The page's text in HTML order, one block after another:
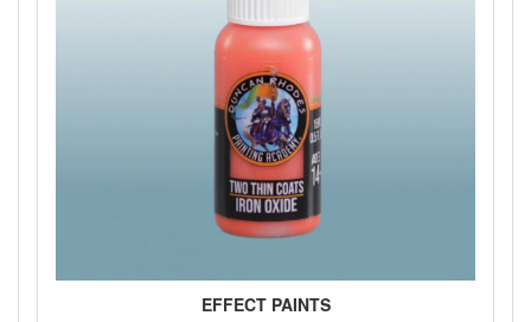
EFFECT PAINTS